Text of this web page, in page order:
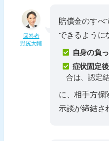
回答者
野尻大輔
賠償金のすべ
できるように
自身の負
症状固定後
合は、認定
に、相手方保
示談が締結さ